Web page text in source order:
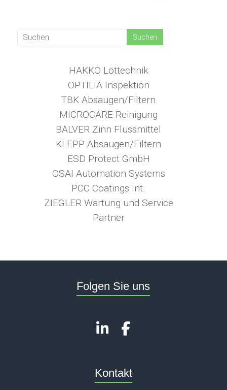
HAKKO Löttechnik
OPTILIA Inspektion
TBK Absaugen/Filtern
MICROCARE Reinigung
BALVER Zinn Flussmittel
KLEPP Absaugen/Filtern
ESD Protect GmbH
OSAI Automation Systems
PCC Coatings Int.
ZIEGLER Wartung und Service
Partner
Folgen Sie uns
Kontakt